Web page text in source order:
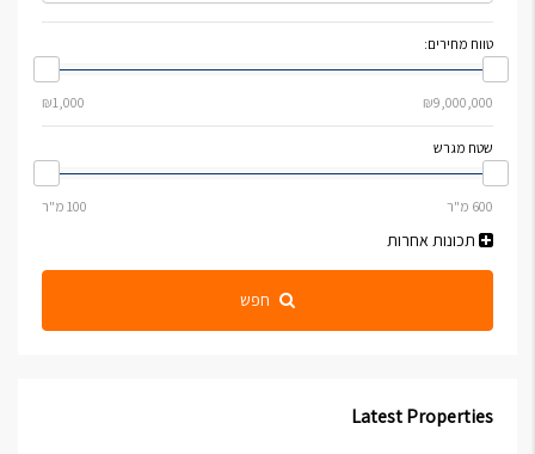
טווח מחירים:
שטח מגרש
תכונות אחרות
חפש
Latest Properties